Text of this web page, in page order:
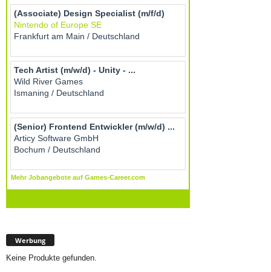
Werbung
Keine Produkte gefunden.